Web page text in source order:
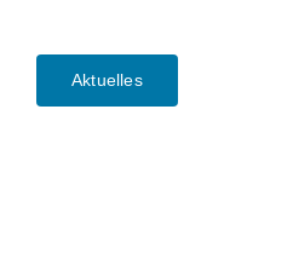
Aktuelles